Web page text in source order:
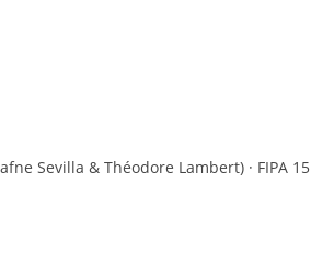
Sevilla & Théodore Lambert) · FIPA 15